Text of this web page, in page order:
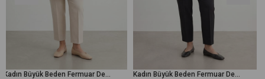
Kadın Büyük Beden Fermuar Detaylı Tunik – 19268TUN - Kahverengi Kadın Büyük Beden Fermuar Detaylı Tunik – 19268TUN - Siyah